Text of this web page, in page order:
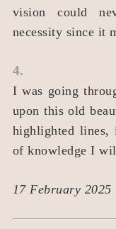
vision could
necessity since it
4.
I was going
upon this old
highlighted lines,
of knowledge I
17 February 2025